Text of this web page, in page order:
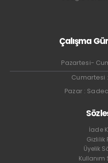
Çalışma
Pazartesi-
Cumartesi :
Pazar :
İade
Gizlilik
Üyelik
Kullanım